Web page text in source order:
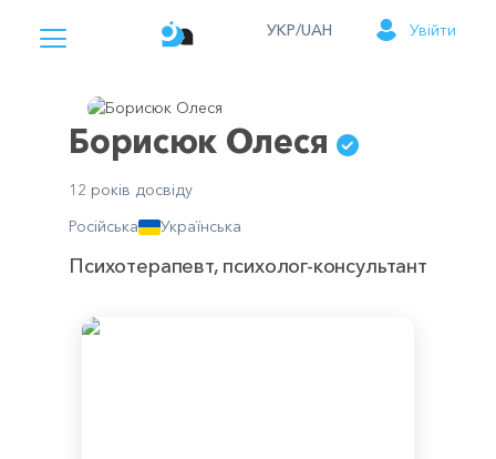
УКР/UAH Увійти
Борисюк Олеся
12 років досвіду
Російська
Українська
Психотерапевт, психолог-консультант